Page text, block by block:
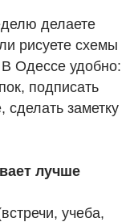
делаете
рисуете схемы
Одессе удобно:
подписать
сделать заметку
лучше
учеба,